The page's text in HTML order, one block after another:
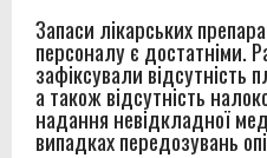
Запаси лікарських
персоналу є достатніми.
зафіксували відсутність
а також відсутність
надання невідкладної
випадках передозувань